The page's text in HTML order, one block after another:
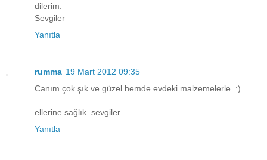
dilerim.
Sevgiler
Yanıtla
rumma 19 Mart 2012 09:35
Canım çok şık ve güzel hemde evdeki malzemelerle..:)
ellerine sağlık..sevgiler
Yanıtla